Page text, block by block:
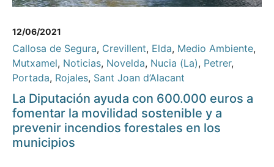
12/06/2021
Callosa de Segura, Crevillent, Elda, Medio Ambiente,
Mutxamel, Noticias, Novelda, Nucia (La), Petrer,
Portada, Rojales, Sant Joan d’Alacant
La Diputación ayuda con 600.000 euros a
fomentar la movilidad sostenible y a
prevenir incendios forestales en los
municipios